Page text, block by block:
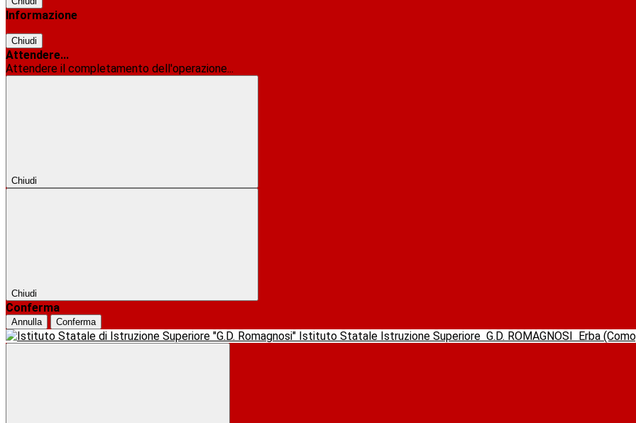
Informazione
Chiudi
Attendere...
Attendere il completamento dell'operazione...
Chiudi
Chiudi
Conferma
Annulla Conferma
Istituto Statale Istruzione Superiore G.D. ROMAGNOSI Erba